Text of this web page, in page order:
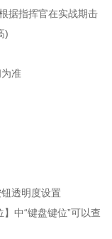
据指挥官在实战期击
)
准
透明度设置
中“键盘键位”可以查